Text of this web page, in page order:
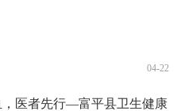
04-22
，医者先行—富平县卫生健康